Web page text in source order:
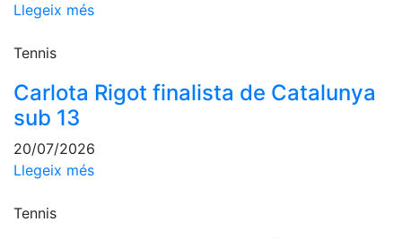
Campionat
Altres esports
Àrea social
Llegeix més
Tennis
Carlota Rigot finalista de Catalunya
sub 13
20/07/2026
Llegeix més
Tennis